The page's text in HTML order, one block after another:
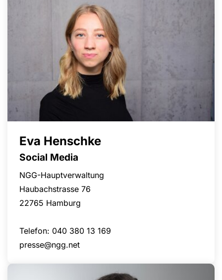
Eva Henschke
Social Media
NGG-Hauptverwaltung
Haubachstrasse 76
22765 Hamburg
Telefon: 040 380 13 169
presse@ngg.net